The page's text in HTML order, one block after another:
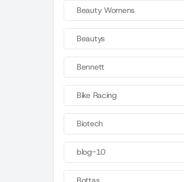
Beauty Womens
Beautys
Bennett
Bike Racing
Biotech
blog-10